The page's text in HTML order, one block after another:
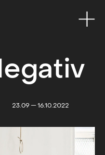
23.09 — 16.10.2022